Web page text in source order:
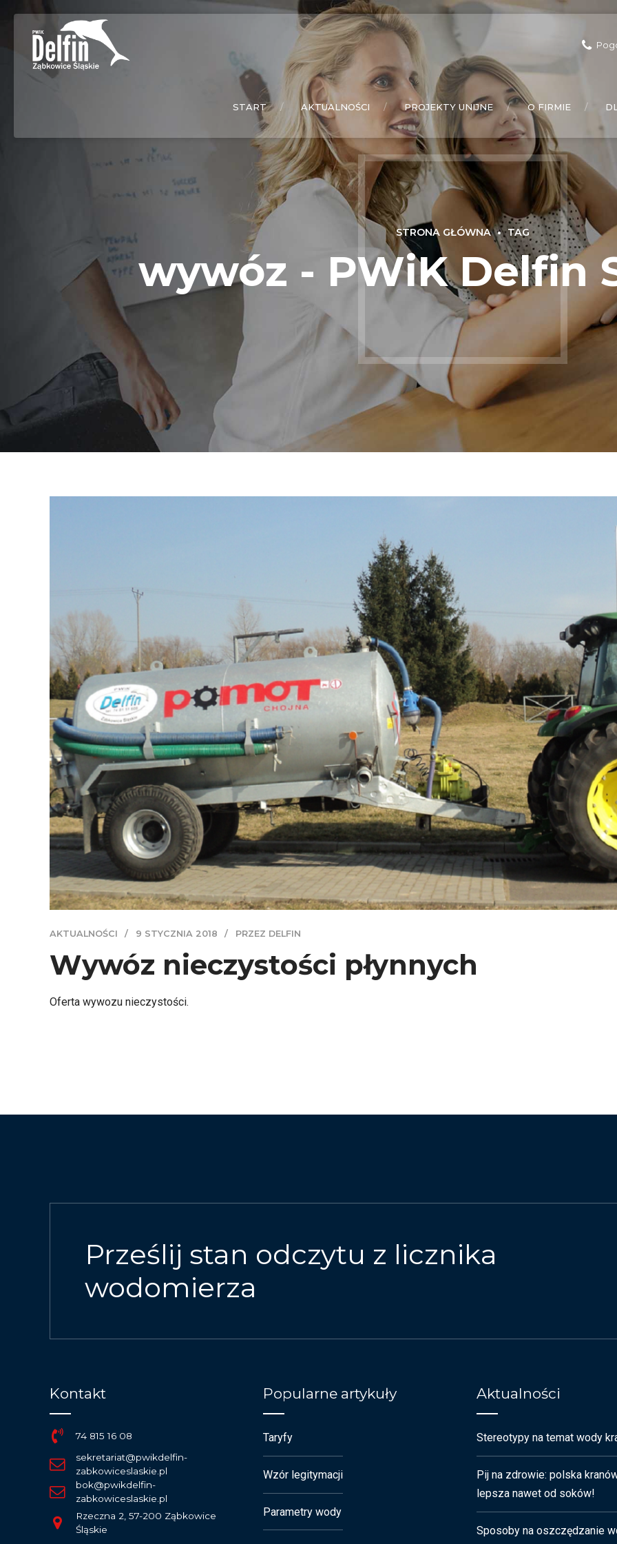
START AKTUALNOŚCI PROJEKTY UNIJNE O FIRMIE
STRONA GŁÓWNA TAG
wywóz - PWiK Delfin
AKTUALNOŚCI 9 STYCZNIA 2018 PRZEZ DELFIN
Wywóz nieczystości płynnych
Oferta wywozu nieczystości.
Prześlij stan odczytu z licznika
wodomierza
Kontakt
74 815 16 08
sekretariat@pwikdelfin-
zabkowiceslaskie.pl
bok@pwikdelfin-
zabkowiceslaskie.pl
Rzeczna 2, 57-200 Ząbkowice
Śląskie
Popularne artykuły
Taryfy
Wzór legitymacji
Parametry wody
Aktualności
Stereotypy na temat wody
Pij na zdrowie: polska
lepsza nawet od soków!
Sposoby na oszczędzanie